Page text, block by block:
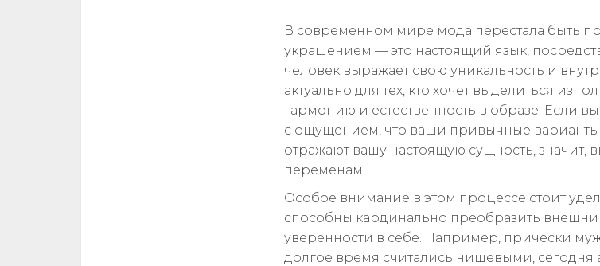
В современном мире мода перестала быть
украшением — это настоящий язык,
человек выражает свою уникальность и
актуально для тех, кто хочет выделиться из
гармонию и естественность в образе. Если
с ощущением, что ваши привычные
отражают вашу настоящую сущность, значит,
переменам.
Особое внимание в этом процессе стоит
способны кардинально преобразить
уверенности в себе. Например, прически
долгое время считались нишевыми, сегодня